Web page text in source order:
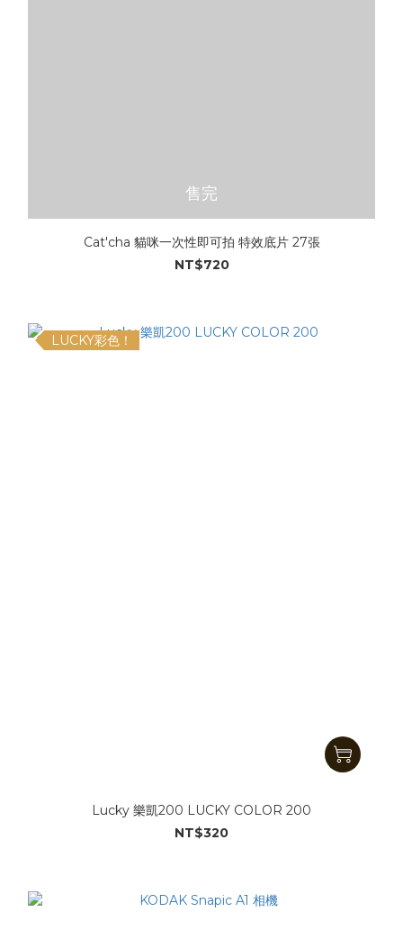
售完
Cat'cha 貓咪一次性即可拍 特效底片 27張
NT$720
LUCKY彩色！
Lucky 樂凱200 LUCKY COLOR 200
NT$320